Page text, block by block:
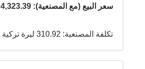
سعر البيع (مع المصنعية): 4,323.39 ليرة تركية
تكلفة المصنعية: 310.92 ليرة تركية